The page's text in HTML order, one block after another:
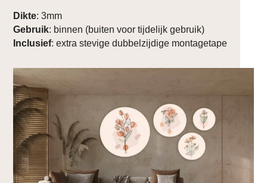
Dikte: 3mm
Gebruik: binnen (buiten voor tijdelijk gebruik)
Inclusief: extra stevige dubbelzijdige montagetape